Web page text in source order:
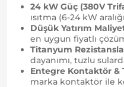
24 kW Güç (380V
ısıtma (6-24 kW
Düşük Yatırım
en uygun fiyatlı
Titanyum
dayanımı, tuzlu
Entegre Kontaktör &
marka kontaktör ile